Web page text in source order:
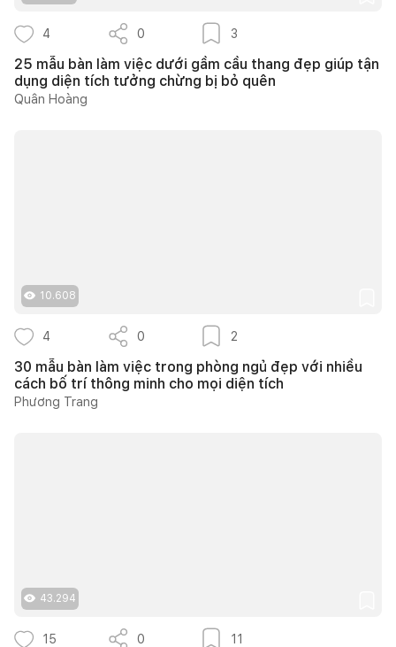
4 0 3
25 mẫu bàn làm việc dưới gầm cầu thang đẹp giúp tận
dụng diện tích tưởng chừng bị bỏ quên
Quân Hoàng
10.608
4 0 2
30 mẫu bàn làm việc trong phòng ngủ đẹp với nhiều
cách bố trí thông minh cho mọi diện tích
Phương Trang
43.294
15 0 11